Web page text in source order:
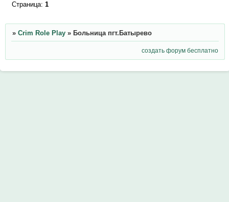
Страница: 1
» Crim Role Play » Больница пгт.Батырево
создать форум бесплатно